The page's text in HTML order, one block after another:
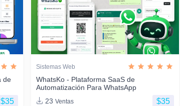
de
$35
Sistemas Web
WhatsKo - Plataforma SaaS de
Automatización Para WhatsApp
23 Ventas $35